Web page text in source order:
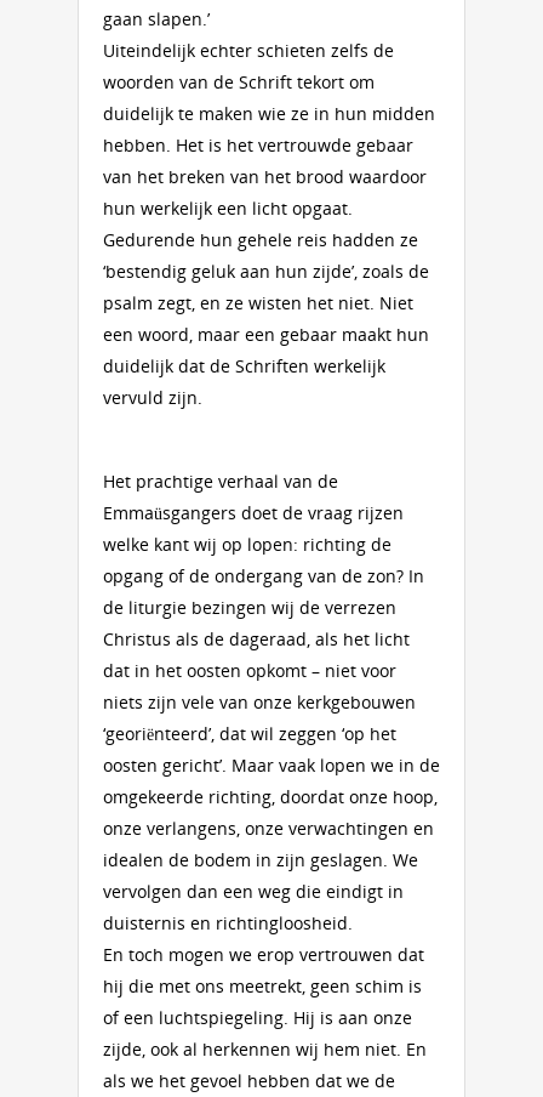
gaan slapen.’
Uiteindelijk echter schieten zelfs de
woorden van de Schrift tekort om
duidelijk te maken wie ze in hun midden
hebben. Het is het vertrouwde gebaar
van het breken van het brood waardoor
hun werkelijk een licht opgaat.
Gedurende hun gehele reis hadden ze
‘bestendig geluk aan hun zijde’, zoals de
psalm zegt, en ze wisten het niet. Niet
een woord, maar een gebaar maakt hun
duidelijk dat de Schriften werkelijk
vervuld zijn.
Het prachtige verhaal van de
Emmaüsgangers doet de vraag rijzen
welke kant wij op lopen: richting de
opgang of de ondergang van de zon? In
de liturgie bezingen wij de verrezen
Christus als de dageraad, als het licht
dat in het oosten opkomt – niet voor
niets zijn vele van onze kerkgebouwen
‘georiënteerd’, dat wil zeggen ‘op het
oosten gericht’. Maar vaak lopen we in de
omgekeerde richting, doordat onze hoop,
onze verlangens, onze verwachtingen en
idealen de bodem in zijn geslagen. We
vervolgen dan een weg die eindigt in
duisternis en richtingloosheid.
En toch mogen we erop vertrouwen dat
hij die met ons meetrekt, geen schim is
of een luchtspiegeling. Hij is aan onze
zijde, ook al herkennen wij hem niet. En
als we het gevoel hebben dat we de